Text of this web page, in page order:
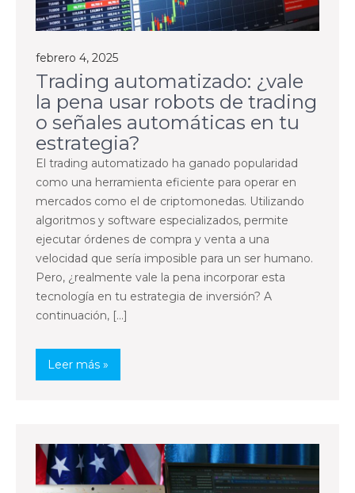
febrero 4, 2025
Trading automatizado: ¿vale
la pena usar robots de trading
o señales automáticas en tu
estrategia?
El trading automatizado ha ganado popularidad
como una herramienta eficiente para operar en
mercados como el de criptomonedas. Utilizando
algoritmos y software especializados, permite
ejecutar órdenes de compra y venta a una
velocidad que sería imposible para un ser humano.
Pero, ¿realmente vale la pena incorporar esta
tecnología en tu estrategia de inversión? A
continuación, […]
Leer más »